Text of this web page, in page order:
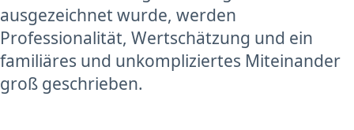
ausgezeichnet wurde, werden
Professionalität, Wertschätzung und ein
familiäres und unkompliziertes Miteinander
groß geschrieben.